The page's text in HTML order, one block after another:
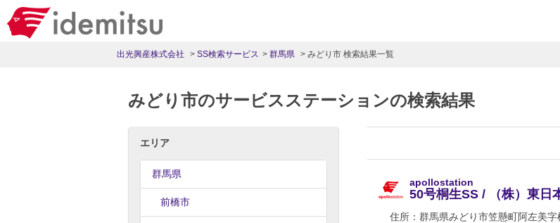
出光興産株式会社 SS検索サービス 群馬県 みどり市 検索結果一覧
みどり市のサービスステーションの検索結果
エリア
群馬県
前橋市
apollostation
50号桐生SS / （株）東
住所： 群馬県みどり市笠懸町阿左美字